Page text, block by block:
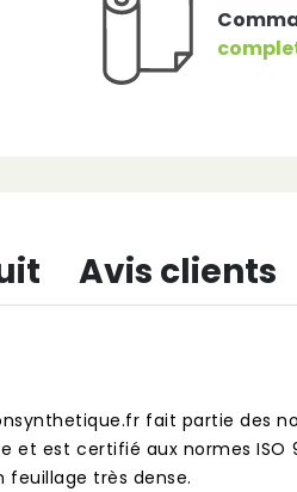
Avis clients
fait partie des
est certifié aux normes ISO
très dense.